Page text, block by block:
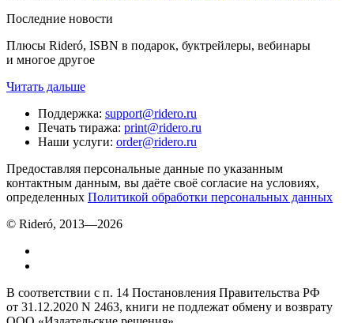
Последние новости
Плюсы Rideró, ISBN в подарок, буктрейлеры, вебинары
и многое другое
Читать дальше
Поддержка: support@ridero.ru
Печать тиража: print@ridero.ru
Наши услуги: order@ridero.ru
Предоставляя персональные данные по указанным
контактным данным, вы даёте своё согласие на условиях,
определенных Политикой обработки персональных данных
© Rideró, 2013—2026
В соответствии с п. 14 Постановления Правительства РФ
от 31.12.2020 N 2463, книги не подлежат обмену и возврату